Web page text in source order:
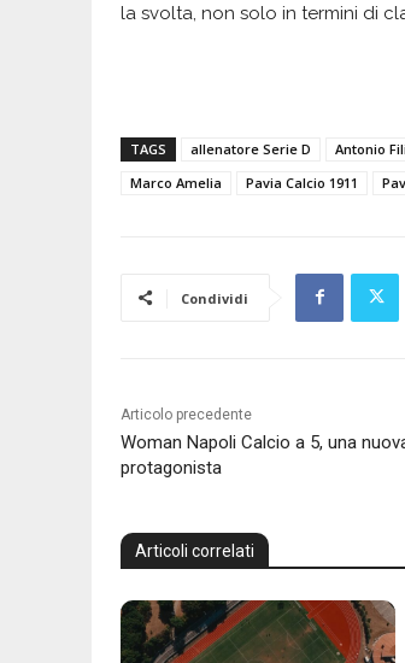
la svolta, non solo in termini di
TAGS allenatore Serie D Antonio
Marco Amelia
Pavia Calcio 1911
Condividi
Articolo precedente
Woman Napoli Calcio a 5, una
protagonista
Articoli correlati